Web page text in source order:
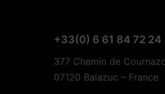
+33(0) 6 61 84 72 24
377 Chemin de
07120 Balazuc – France